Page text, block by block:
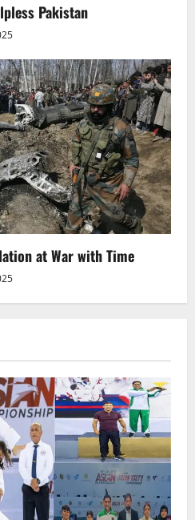
Pakistan
at War with Time